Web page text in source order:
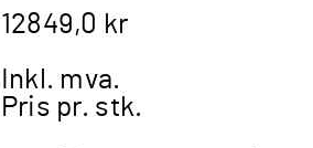
12849,0 kr
Inkl. mva.
Pris pr. stk.